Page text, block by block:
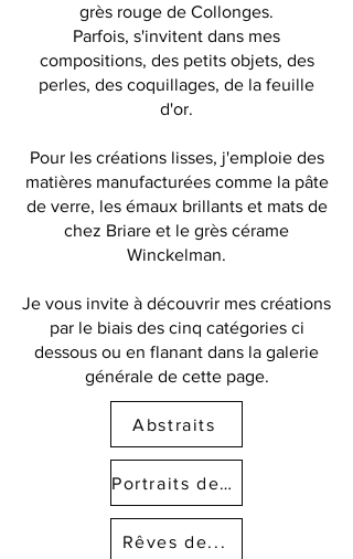
grès rouge de Collonges.
Parfois, s'invitent dans mes
compositions, des petits objets, des
perles, des coquillages, de la feuille
d'or.
Pour les créations lisses, j'emploie des
matières manufacturées comme la pâte
de verre, les émaux brillants et mats de
chez Briare et le grès cérame
Winckelman.
Je vous invite à découvrir mes créations
par le biais des cinq catégories ci
dessous ou en flanant dans la galerie
générale de cette page.
Abstraits
Portraits de...
Rêves de...